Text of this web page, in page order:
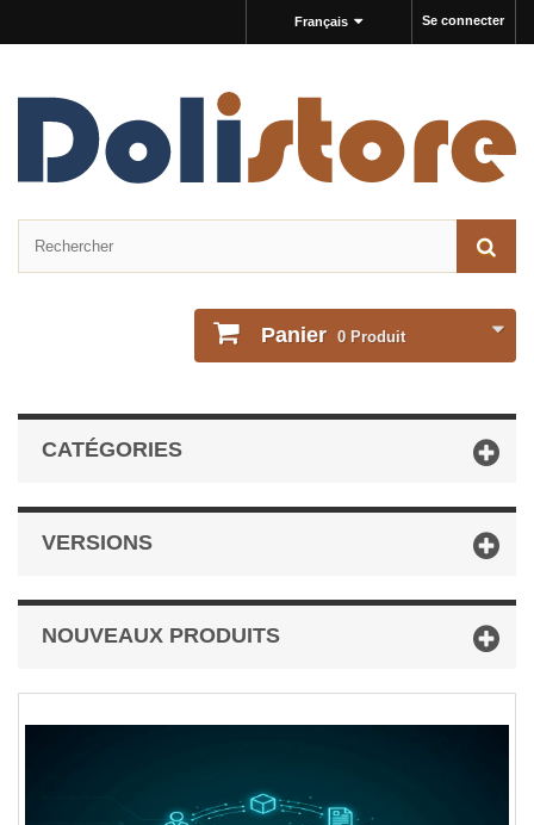
Se connecter
Français
Panier 0 Produit
CATÉGORIES
VERSIONS
NOUVEAUX PRODUITS